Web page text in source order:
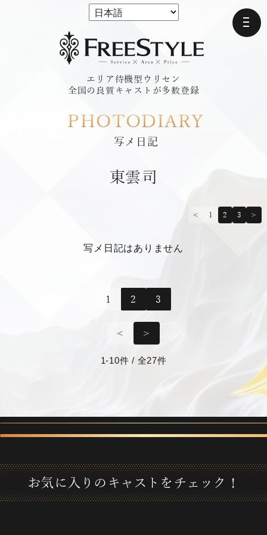
エリア待機型ウリセン
全国の良質キャストが多数登録
PHOTO DIARY
写メ日記
東雲 司
< 1 2 3 >
写メ日記はありません
1 2 3
< >
1-10件 / 全27件
お気に入 り の キ ャ ス ト をチ ェ ッ ク ！